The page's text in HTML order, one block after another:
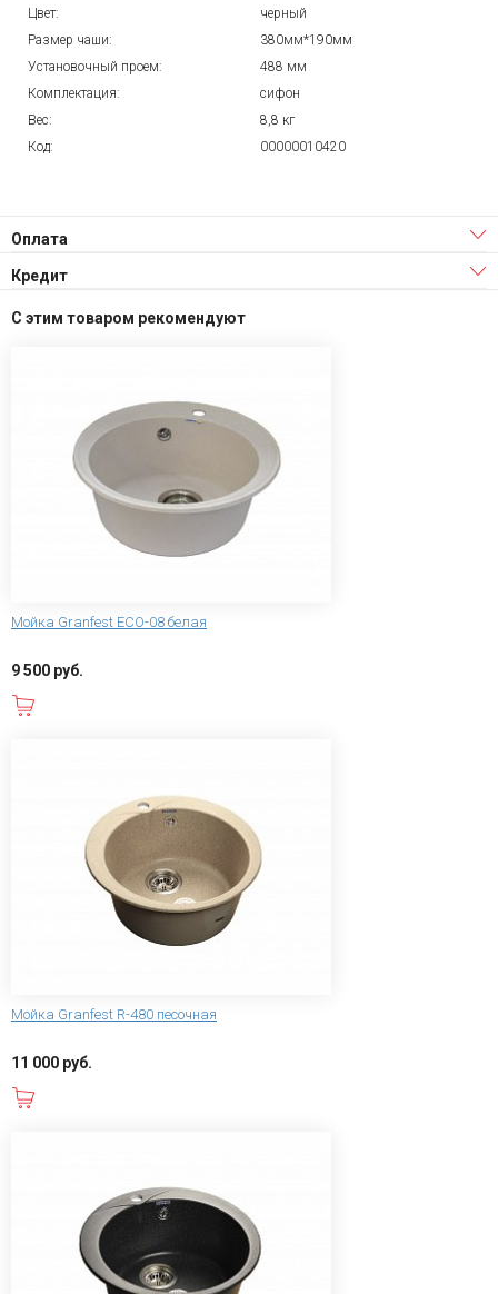
Цвет:
черный
Размер чаши:
380мм*190мм
Установочный проем:
488 мм
Комплектация:
сифон
Вес:
8,8 кг
Код:
00000010420
Оплата
Кредит
С этим товаром рекомендуют
Мойка Granfest ECO-08 белая
9 500 руб.
Мойка Granfest R-480 песочная
11 000 руб.